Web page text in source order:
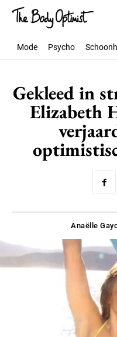
Mode Psycho
Gekleed in
Elizabeth
Anaëlle